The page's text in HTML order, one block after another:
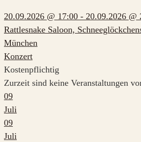
20.09.2026 @ 17:00 - 20.09.2026 @
Rattlesnake Saloon,
München
Konzert
Kostenpflichtig
Zurzeit sind keine Veranstaltungen
09
Juli
09
Juli